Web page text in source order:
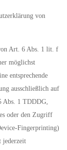
von
Art. 6 Abs. 1 lit. f
möglichst
entsprechende
ausschließlich auf
Abs. 1 TDDDG,
oder den Zugriff
Fingerprinting)
jederzeit